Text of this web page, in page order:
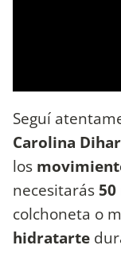
Seguí
Carolina
los
necesitarás
colchoneta o
hidratarte